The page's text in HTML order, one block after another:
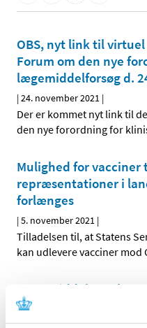
OBS, nyt link til
Forum om den nye
lægemiddelforsøg d.
|24. november 2021 |
Der er kommet nyt link til
den nye forordning for
Mulighed for vacciner
repræsentationer i
forlænges
|5. november 2021 |
Tilladelsen til, at Statens
kan udlevere vacciner mod
ekstraordinære tiltag
COVID-19 forlænges